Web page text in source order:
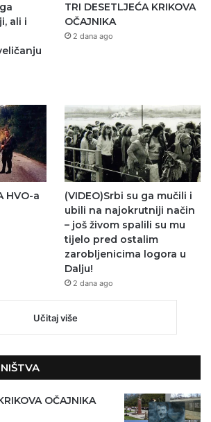
ali i
TRI DESETLJEĆA KRIKOVA
OČAJNIKA
2 dana ago
HVO-a
(VIDEO)Srbi su ga mučili i
ubili na najokrutniji način
– još živom spalili su mu
tijelo pred ostalim
zarobljenicima logora u
Dalju!
2 dana ago
Učitaj više
OČAJNIKA